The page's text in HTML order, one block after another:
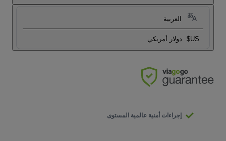
العربية
US$ دولار أمريكي
إجراءات أمنية عالمية المستوى